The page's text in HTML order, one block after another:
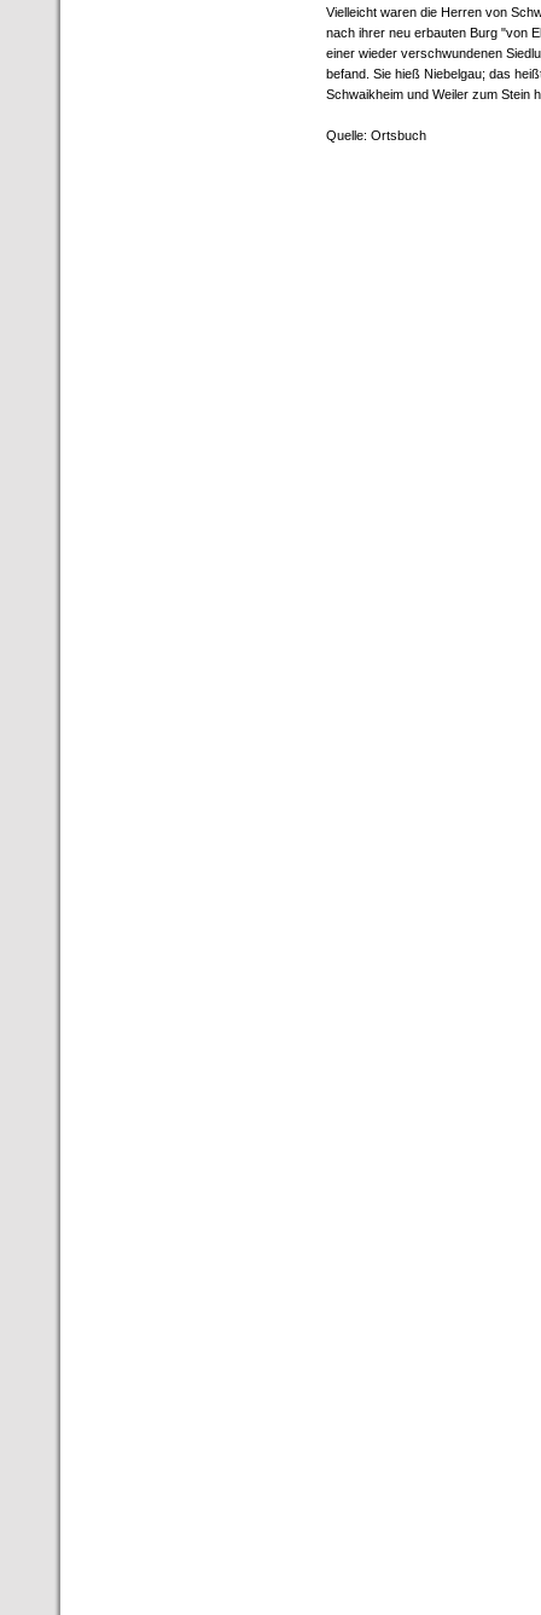
Vielleicht waren die Herren von
nach ihrer neu erbauten Burg "von
einer wieder verschwundenen
befand. Sie hieß Niebelgau; das
Schwaikheim und Weiler zum Stein
Quelle: Ortsbuch